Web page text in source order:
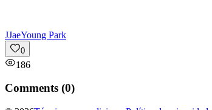
JJaeYoung Park
0
186
Comments (0)